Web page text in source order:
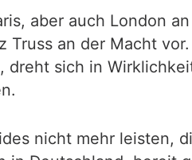
aber auch London
Truss an der Macht
dreht sich in
nicht mehr leisten,